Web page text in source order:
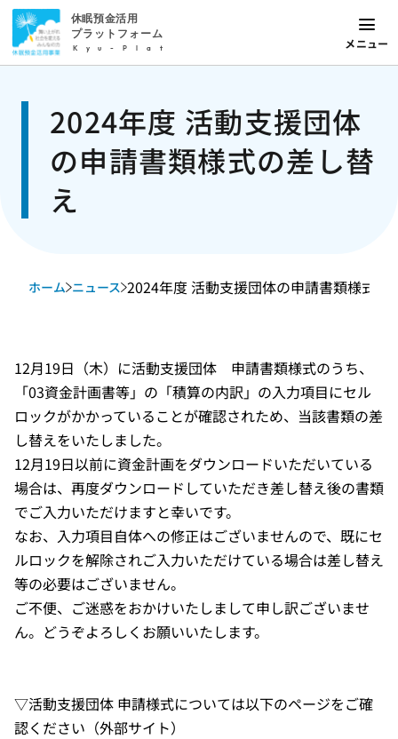
休眠預金活用
プラットフォーム
Kyu-Plat メニュー
2024年度 活動支援団体
の申請書類様式の差し替
え
ホーム ニュース 2024年度 活動支援団体の申請書類様式の
12月19日（木）に活動支援団体 申請書類様式のうち、
「03資金計画書等」の「積算の内訳」の入力項目にセル
ロックがかかっていることが確認されため、当該書類の差
し替えをいたしました。
12月19日以前に資金計画をダウンロードいただいている
場合は、再度ダウンロードしていただき差し替え後の書類
でご入力いただけますと幸いです。
なお、入力項目自体への修正はございませんので、既にセ
ルロックを解除されご入力いただけている場合は差し替え
等の必要はございません。
ご不便、ご迷惑をおかけいたしまして申し訳ございませ
ん。どうぞよろしくお願いいたします。
▽活動支援団体 申請様式については以下のページをご確
認ください（外部サイト）